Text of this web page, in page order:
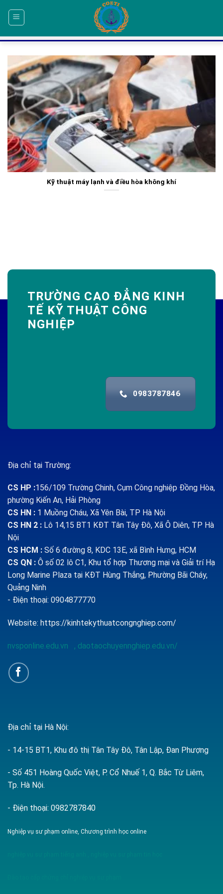
Kỹ thuật máy lạnh và điều hòa không khí
TRƯỜNG CAO ĐẲNG KINH
TẾ KỸ THUẬT CÔNG
NGHIỆP
0983787846
Địa chỉ tại Trường:
CS HP :156/109 Trường Chinh, Cụm Công nghiệp Đồng Hòa,
phường Kiến An, Hải Phòng
CS HN : 1 Muồng Cháu, Xã Yên Bài, TP Hà Nội
CS HN 2 : Lô 14,15 BT1 KĐT Tân Tây Đô, Xã Ô Diên, TP Hà
Nội
CS HCM : Số 6 đường 8, KDC 13E, xã Bình Hưng, HCM
CS QN : Ô số 02 lô C1, Khu tổ hợp Thương mại và Giải trí Hạ
Long Marine Plaza tại KĐT Hùng Thắng, Phường Bãi Cháy,
Quảng Ninh
- Điện thoại: 0904877770
Website: https://kinhtekythuatcongnghiep.com/
nvsponline.edu.vn , daotaochuyennghiep.edu.vn/
Địa chỉ tại Hà Nội:
- 14-15 BT1, Khu đô thị Tân Tây Đô, Tân Lập, Đan Phượng
- Số 451 Hoàng Quốc Việt, P. Cổ Nhuế 1, Q. Bắc Từ Liêm,
Tp. Hà Nội.
- Điện thoại: 0982787840
Nghiệp vụ sư phạm online, Chương trình học online